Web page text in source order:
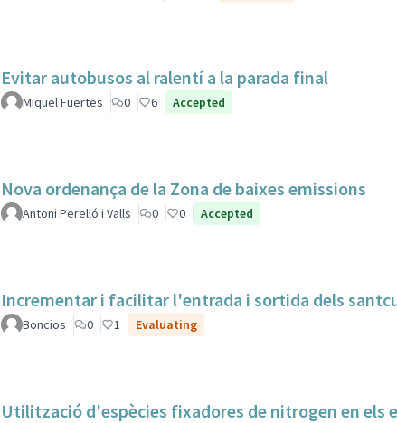
Evitar autobusos al ralentí a la parada final
Miquel Fuertes 0 6 Accepted
Nova ordenança de la Zona de baixes emissions
Antoni Perelló i Valls 0 0 Accepted
Incrementar i facilitar l'entrada i sortida dels
Boncios 0 1 Evaluating
Utilització d'espècies fixadores de nitrogen en els